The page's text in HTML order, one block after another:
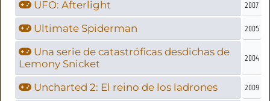
UFO: Afterlight 2007
Ultimate Spiderman 2005
Una serie de catastróficas desdichas de
Lemony Snicket
2004
Uncharted 2: El reino de los ladrones 2009